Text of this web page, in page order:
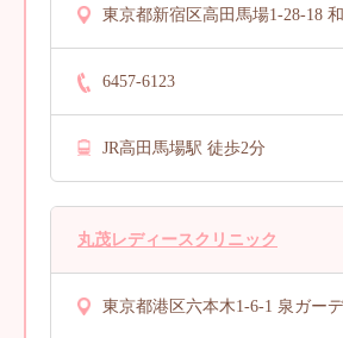
東京都新宿区高田馬場1-28-18
6457-6123
JR高田馬場駅 徒歩2分
丸茂レディースクリニック
東京都港区六本木1-6-1 泉ガー